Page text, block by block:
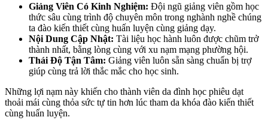
Giảng Viên Có Kinh Nghiệm: Đội ngũ giảng viên gồm học
thức sâu cùng trình độ chuyên môn trong nghành nghề chúng
ta đào kiến thiết cùng huấn luyện cùng giảng dạy.
Nội Dung Cập Nhật: Tài liệu học hành luôn được chũm trở
thành nhất, bằng lòng cùng với xu nạm mạng phường hội.
Thái Độ Tận Tâm: Giảng viên luôn sẵn sàng chuẩn bị trợ
giúp cùng trả lời thắc mắc cho học sinh.
Những lợi nạm này khiến cho thành viên da đình học phiêu dạt
thoải mái cùng thỏa sức tự tin hơn lúc tham da khóa đào kiến thiết
cùng huấn luyện.